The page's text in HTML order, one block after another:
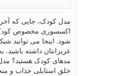
مدل کودک، جایی که
اکسسوری مخصوص
شود. اینجا می توانید
عزیزانتان داشته
مدهای کودک هستید؟
خلق استایلی جذاب و